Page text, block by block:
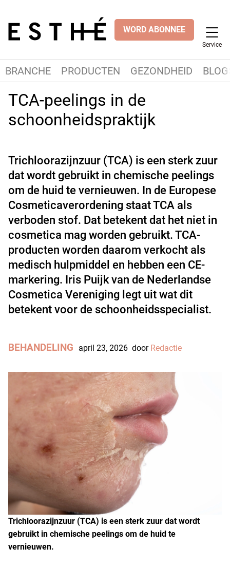
WORD ABONNEE
Service
BRANCHE PRODUCTEN GEZONDHEID
TCA-peelings in de
schoonheidspraktijk
Trichloorazijnzuur (TCA) is een sterk zuur
dat wordt gebruikt in chemische peelings
om de huid te vernieuwen. In de Europese
Cosmeticaverordening staat TCA als
verboden stof. Dat betekent dat het niet in
cosmetica mag worden gebruikt. TCA-
producten worden daarom verkocht als
medisch hulpmiddel en hebben een CE-
markering. Iris Puijk van de Nederlandse
Cosmetica Vereniging legt uit wat dit
betekent voor de schoonheidsspecialist.
BEHANDELING april 23, 2026 door Redactie
Trichloorazijnzuur (TCA) is een sterk zuur dat wordt
gebruikt in chemische peelings om de huid te
vernieuwen.